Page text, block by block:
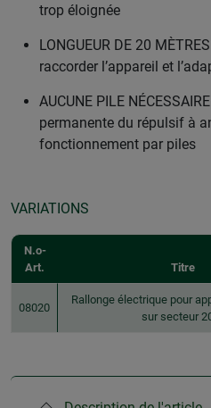
trop éloignée
LONGUEUR DE 20
raccorder l’appareil et
AUCUNE PILE
permanente du répulsif à
fonctionnement par piles
VARIATIONS
N.o-
Art.
Titre
08020
Rallonge électrique pour
sur secteur